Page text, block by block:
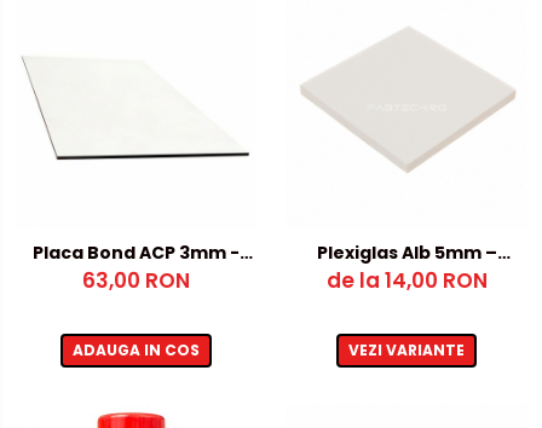
Placa Bond ACP 3mm -
Argintiu / Alb
63,00 RON
ADAUGA IN COS
Plexiglas Alb 5mm –
500x1000mm
de la 14,00 RON
VEZI VARIANTE